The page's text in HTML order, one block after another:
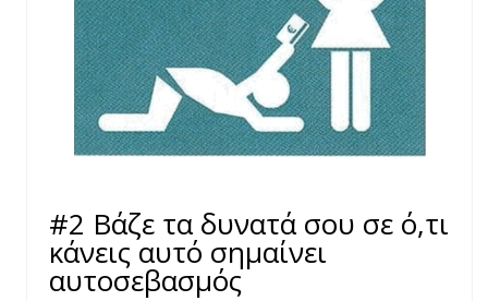
#2 Βάζε τα δυνατά σου σε ό,τι
κάνεις αυτό σημαίνει
αυτοσεβασμός